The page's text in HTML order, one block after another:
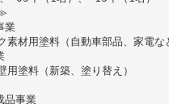
業
素材用塗料（自動車部品、家電な
塗料（新築、塗り替え）
品事業